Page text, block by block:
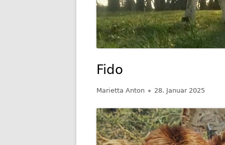
Fido
Autor
Marietta Anton
Veröffentlicht
28. Januar 2025